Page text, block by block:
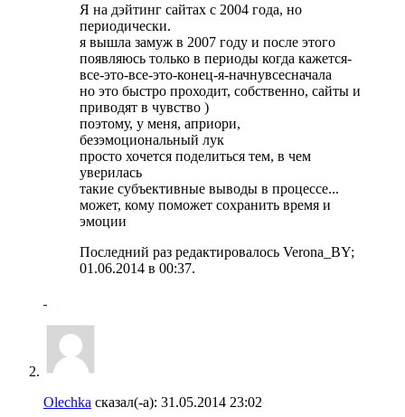
Я на дэйтинг сайтах с 2004 года, но
периодически.
я вышла замуж в 2007 году и после этого
появляюсь только в периоды когда кажется-
все-это-все-это-конец-я-начнувсесначала
но это быстро проходит, собственно, сайты и
приводят в чувство )
поэтому, у меня, априори,
безэмоциональный лук
просто хочется поделиться тем, в чем
уверилась
такие субъективные выводы в процессе...
может, кому поможет сохранить время и
эмоции
Последний раз редактировалось Verona_BY;
01.06.2014 в 00:37.
Olechka сказал(-а): 31.05.2014 23:02